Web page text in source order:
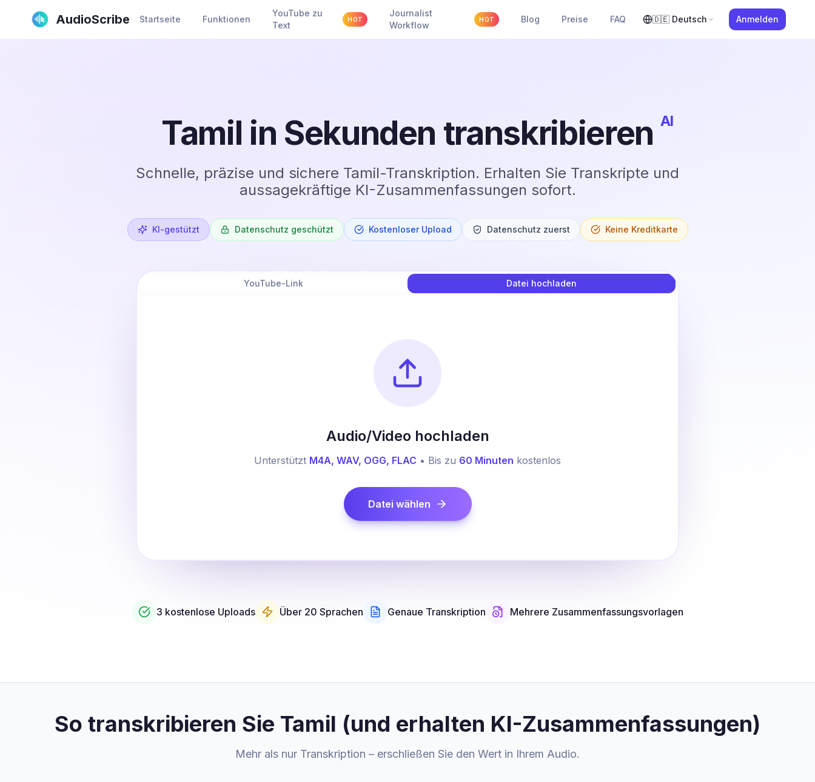
AudioScribe Startseite Funktionen
YouTube zu
Text
HOT
Journalist
Workflow
HOT Blog Preise FAQ 🇩🇪 Deutsch Anmelden
Tamil in Sekunden transkribieren AI
Schnelle, präzise und sichere Tamil-Transkription. Erhalten Sie Transkripte und
aussagekräftige KI-Zusammenfassungen sofort.
KI-gestützt Datenschutz geschützt Kostenloser Upload Datenschutz zuerst Keine Kreditkarte
YouTube-Link Datei hochladen
Audio/Video hochladen
Unterstützt M4A, WAV, OGG, FLAC • Bis zu 60 Minuten kostenlos
Datei wählen
3 kostenlose Uploads Über 20 Sprachen Genaue Transkription Mehrere Zusammenfassungsvorlagen
So transkribieren Sie Tamil (und erhalten KI-Zusammenfassungen)
Mehr als nur Transkription – erschließen Sie den Wert in Ihrem Audio.